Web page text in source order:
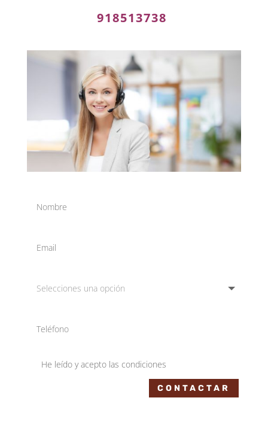
918513738
He leído y acepto las condiciones
CONTACTAR